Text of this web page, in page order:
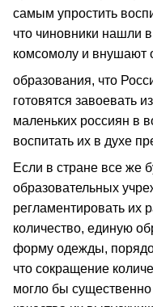
самым упростить
что чиновники нашли
комсомолу и внушают
образования, что
готовятся завоевать
маленьких россиян в
воспитать их в духе
Если в стране все же
образовательных
регламентировать их
количество, единую
форму одежды,
что сокращение
могло бы